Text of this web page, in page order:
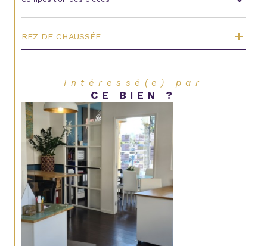
REZ DE CHAUSSÉE
Intéressé(e) par
CE BIEN ?